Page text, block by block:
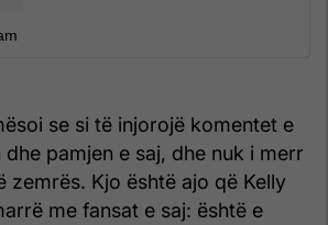
se si të injorojë komentet e
pamjen e saj, dhe nuk i merr
zemrës. Kjo është ajo që Kelly
me fansat e saj: është e